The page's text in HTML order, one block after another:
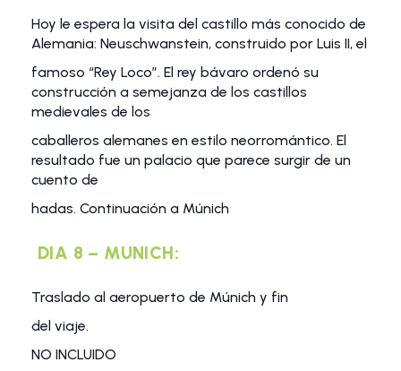
Hoy le espera la visita del castillo más conocido de
Alemania: Neuschwanstein, construido por Luis II, el
famoso “Rey Loco”. El rey bávaro ordenó su
construcción a semejanza de los castillos
medievales de los
caballeros alemanes en estilo neorromántico. El
resultado fue un palacio que parece surgir de un
cuento de
hadas. Continuación a Múnich
DIA 8 – MUNICH:
Traslado al aeropuerto de Múnich y fin
del viaje.
NO INCLUIDO